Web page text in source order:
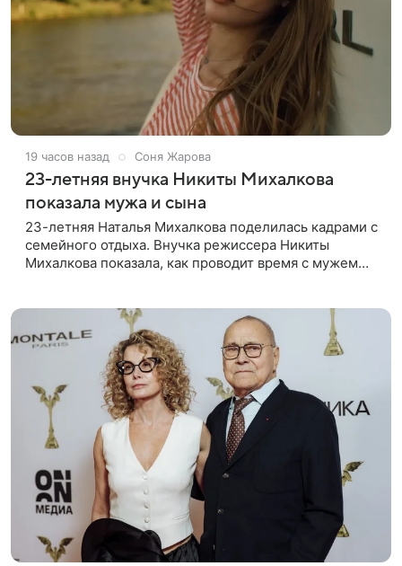
19 часов назад Соня Жарова
23-летняя внучка Никиты Михалкова
показала мужа и сына
23-летняя Наталья Михалкова поделилась кадрами с
семейного отдыха. Внучка режиссера Никиты
Михалкова показала, как проводит время с мужем